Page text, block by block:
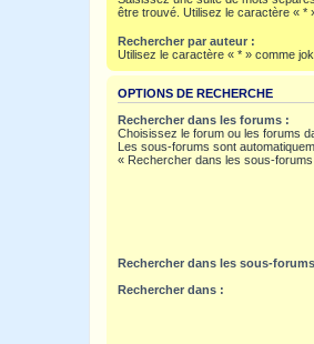
être trouvé. Utilisez le caractère « *
Rechercher par auteur :
Utilisez le caractère « * » comme
OPTIONS DE RECHERCHE
Rechercher dans les forums :
Choisissez le forum ou les forums
Les sous-forums sont
« Rechercher dans les sous-forums
Rechercher dans les sous-
Rechercher dans :